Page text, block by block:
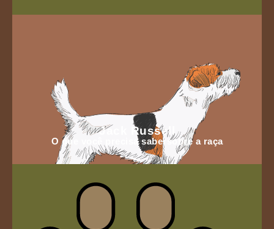
Jack Russell
O que você precisa sabersobre a raça